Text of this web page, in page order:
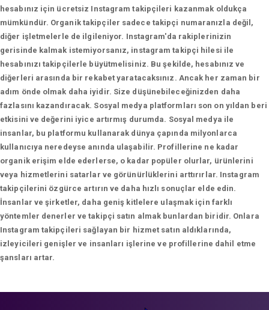
hesabınız için ücretsiz Instagram takipçileri kazanmak oldukça
mümkündür. Organik takipçiler sadece takipçi numaranızla değil,
diğer işletmelerle de ilgileniyor. Instagram'da rakiplerinizin
gerisinde kalmak istemiyorsanız, instagram takipçi hilesi ile
hesabınızı takipçilerle büyütmelisiniz. Bu şekilde, hesabınız ve
diğerleri arasında bir rekabet yaratacaksınız. Ancak her zaman bir
adım önde olmak daha iyidir. Size düşünebileceğinizden daha
fazlasını kazandıracak. Sosyal medya platformları son on yıldan beri
etkisini ve değerini iyice artırmış durumda. Sosyal medya ile
insanlar, bu platformu kullanarak dünya çapında milyonlarca
kullanıcıya neredeyse anında ulaşabilir. Profillerine ne kadar
organik erişim elde ederlerse, o kadar popüler olurlar, ürünlerini
veya hizmetlerini satarlar ve görünürlüklerini arttırırlar. Instagram
takipçilerini özgürce artırın ve daha hızlı sonuçlar elde edin.
İnsanlar ve şirketler, daha geniş kitlelere ulaşmak için farklı
yöntemler denerler ve takipçi satın almak bunlardan biridir. Onlara
Instagram takipçileri sağlayan bir hizmet satın aldıklarında,
izleyicileri genişler ve insanları işlerine ve profillerine dahil etme
şansları artar.